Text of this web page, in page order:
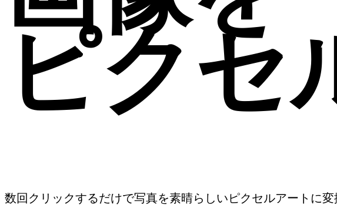
ピクセ
数回クリックするだけで写真を素晴らしいピクセルアートに